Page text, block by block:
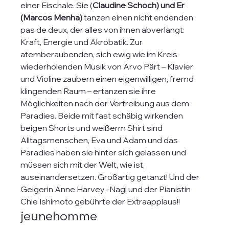
einer Eischale. Sie (Claudine Schoch) und Er
(Marcos Menha) tanzen einen nicht endenden
pas de deux, der alles von ihnen abverlangt:
Kraft, Energie und Akrobatik. Zur
atemberaubenden, sich ewig wie im Kreis
wiederholenden Musik von Arvo Pärt – Klavier
und Violine zaubern einen eigenwilligen, fremd
klingenden Raum – ertanzen sie ihre
Möglichkeiten nach der Vertreibung aus dem
Paradies. Beide mit fast schäbig wirkenden
beigen Shorts und weißerm Shirt sind
Alltagsmenschen, Eva und Adam und das
Paradies haben sie hinter sich gelassen und
müssen sich mit der Welt, wie ist,
auseinandersetzen. Großartig getanzt! Und der
Geigerin Anne Harvey -Nagl und der Pianistin
Chie Ishimoto gebührte der Extraapplaus!!
jeunehomme